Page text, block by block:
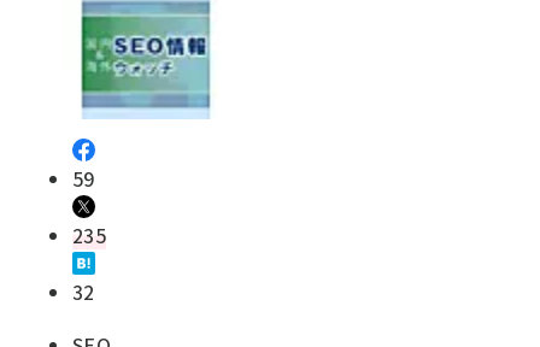
59
235
32